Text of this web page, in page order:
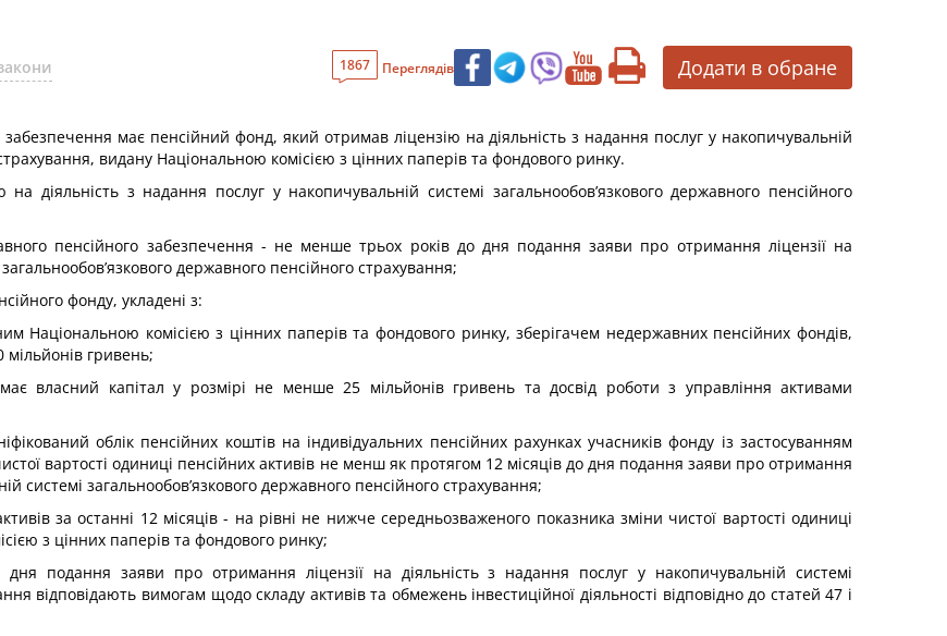
1867 Переглядів Додати в обране
має пенсійний фонд, який отримав ліцензію на діяльність з надання послуг у накопичувальній
видану Національною комісією з цінних паперів та фондового ринку.
з надання послуг у накопичувальній системі загальнообов’язкового державного пенсійного
пенсійного забезпечення - не менше трьох років до дня подання заяви про отримання ліцензії на
державного пенсійного страхування;
фонду, укладені з:
Національною комісією з цінних паперів та фондового ринку, зберігачем недержавних пенсійних фондів,
гривень;
власний капітал у розмірі не менше 25 мільйонів гривень та досвід роботи з управління активами
облік пенсійних коштів на індивідуальних пенсійних рахунках учасників фонду із застосуванням
вартості одиниці пенсійних активів не менш як протягом 12 місяців до дня подання заяви про отримання
системі загальнообов’язкового державного пенсійного страхування;
за останні 12 місяців - на рівні не нижче середньозваженого показника зміни чистої вартості одиниці
з цінних паперів та фондового ринку;
подання заяви про отримання ліцензії на діяльність з надання послуг у накопичувальній системі
відповідають вимогам щодо складу активів та обмежень інвестиційної діяльності відповідно до статей 47 і